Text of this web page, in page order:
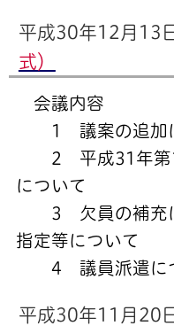
平成30年12月13
式）
会議内容
1 議案の追加
2 平成31年第
について
3 欠員の補充に
指定等について
4 議員派遣に
平成30年11月20